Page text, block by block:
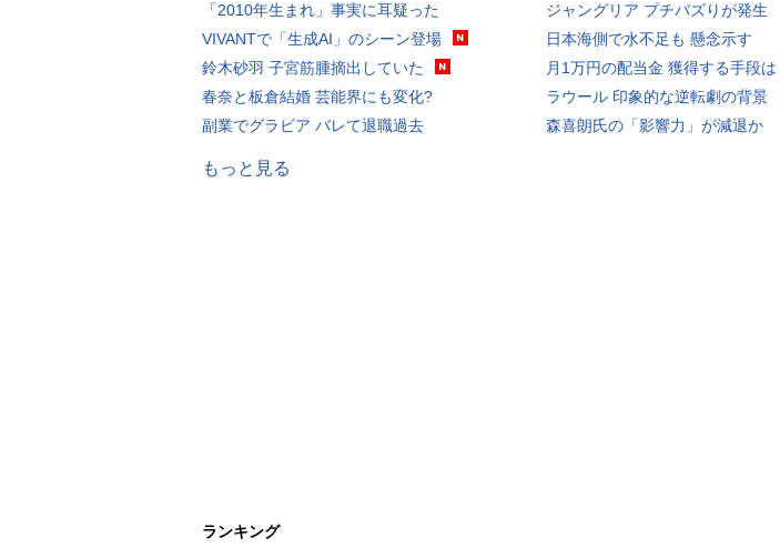
「2010年生まれ」事実に耳疑った
VIVANTで「生成AI」のシーン登場
鈴木砂羽 子宮筋腫摘出していた
春奈と板倉結婚 芸能界にも変化?
副業でグラビア バレて退職過去
ジャングリア プチバズりが発生
日本海側で水不足も 懸念示す
月1万円の配当金 獲得する手段は
ラウール 印象的な逆転劇の背景
森喜朗氏の「影響力」が減退か
もっと見る
ランキング